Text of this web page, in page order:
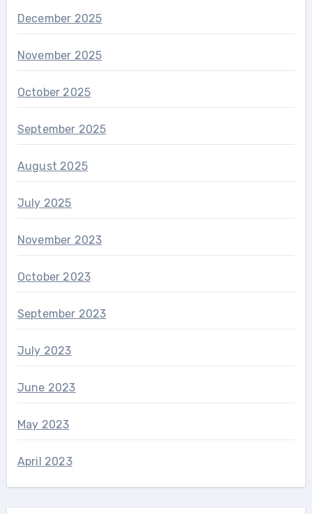
December 2025
November 2025
October 2025
September 2025
August 2025
July 2025
November 2023
October 2023
September 2023
July 2023
June 2023
May 2023
April 2023